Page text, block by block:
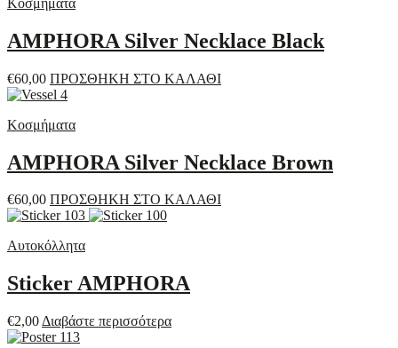
AMPHORA Silver Necklace Black
€60,00 ΠΡΟΣΘΗΚΗ ΣΤΟ ΚΑΛΑΘΙ
Κοσμήματα
AMPHORA Silver Necklace Brown
€60,00 ΠΡΟΣΘΗΚΗ ΣΤΟ ΚΑΛΑΘΙ
Αυτοκόλλητα
Sticker AMPHORA
€2,00 Διαβάστε περισσότερα